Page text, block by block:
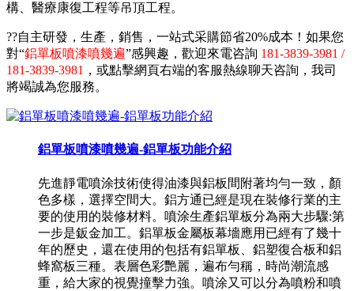
構、醫療康復工程等吊頂工程。
??自主研發，生產，銷售，一站式采購節省20%成本！如果您
對“鋁單板噴漆噴幾遍”感興趣，歡迎來電咨詢 181-3839-3981 /
181-3839-3981 ，或點擊網頁右端的客服熱線聊天咨詢，我司
將竭誠為您服務。
鋁單板噴漆噴幾遍-鋁單板功能介紹
先進靜電噴涂技術使得油漆與鋁板間附著均勻一致，顏
色多樣，選擇空間大。鋁方通已經是現在裝修行業的主
要的使用的裝修材料。噴涂生產鋁單板分為兩大步驟:第
一步是鈑金加工。鋁單板金屬板幕墻應用已經有了幾十
年的歷史，還在使用的包括有鋁單板、鋁塑復合板和鋁
蜂窩板三種。表層色彩艷麗，遍布勻稱，時尚潮流感
重，給大家的視覺撞擊力強。噴涂又可以分為噴粉和噴